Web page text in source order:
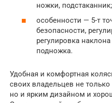
ножки, подстаканник;
особенности — 5-т
безопасности,
регулировка
подножка.
Удобная и комфортная
своих владельцев не
но и ярким дизайном и